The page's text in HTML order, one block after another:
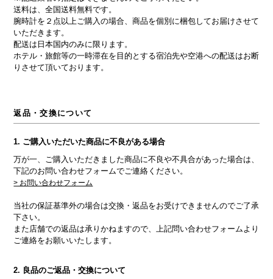
送料は、全国送料無料です。
腕時計を２点以上ご購入の場合、商品を個別に梱包してお届けさせて
いただきます。
配送は日本国内のみに限ります。
ホテル・旅館等の一時滞在を目的とする宿泊先や空港への配送はお断
りさせて頂いております。
返品・交換について
1. ご購入いただいた商品に不良がある場合
万が一、ご購入いただきました商品に不良や不具合があった場合は、
下記のお問い合わせフォームでご連絡ください。
> お問い合わせフォーム
当社の保証基準外の場合は交換・返品をお受けできませんのでご了承
下さい。
また店舗での返品は承りかねますので、上記問い合わせフォームより
ご連絡をお願いいたします。
2. 良品のご返品・交換について